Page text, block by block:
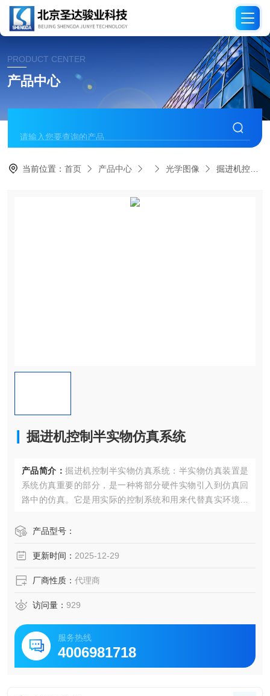
PRODUCT CENTER
产品中心
当前位置：首页 产品中心 光学图像 掘进机控制半实物仿真系统
掘进机控制半实物仿真系统
产品简介： 掘进机控制半实物仿真系统：半实物仿真装置是
系统仿真重要的部分，是一种将部分硬件实物引入到仿真回
路中的仿真。它是用实际的控制系统和用来代替真实环境或
产品型号：
更新时间： 2025-12-29
厂商性质： 代理商
访问量： 929
服务热线
4006981718